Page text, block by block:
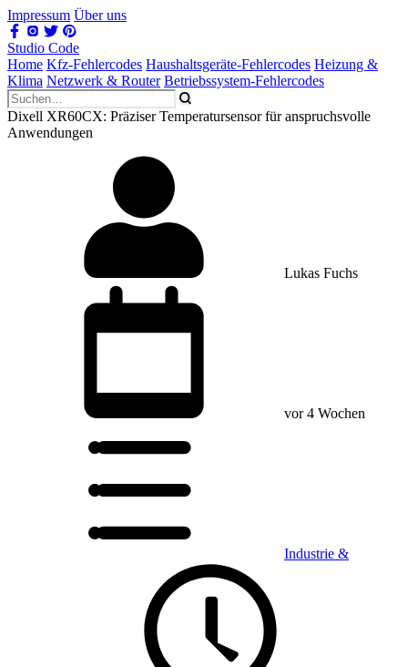
Impressum Über uns
Studio Code
Home Kfz-Fehlercodes Haushaltsgeräte-Fehlercodes Heizung &
Klima Netzwerk & Router Betriebssystem-Fehlercodes
Dixell XR60CX: Präziser Temperatursensor für anspruchsvolle
Anwendungen
Lukas Fuchs
vor 4 Wochen
Industrie &